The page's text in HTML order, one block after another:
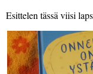
Esittelen tässä viisi